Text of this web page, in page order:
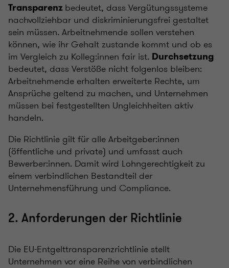
Transparenz bedeutet, dass Vergütungssysteme
nachvollziehbar und diskriminierungsfrei gestaltet
sein müssen. Arbeitnehmende sollen verstehen
können, wie ihr Gehalt zustande kommt und ob es
im Vergleich zu Kolleg:innen fair ist. Durchsetzung
bedeutet, dass Verstöße nicht folgenlos bleiben:
Arbeitnehmende erhalten erweiterte Rechte, um
Ansprüche geltend zu machen, und Unternehmen
müssen bei festgestellten Ungleichheiten aktiv
handeln.
Die Richtlinie gilt für alle Arbeitgeber:innen
(öffentliche und private) und umfasst auch
Bewerber:innen. Damit wird Lohngerechtigkeit zu
einem verbindlichen Bestandteil der
Unternehmensführung und Compliance.
2. Anforderungen der Richtlinie
Die EU-Entgelttransparenzrichtlinie stellt
Unternehmen vor eine Reihe von verbindlichen